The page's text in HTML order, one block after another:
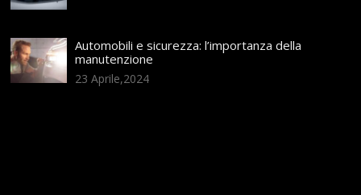
Automobili e sicurezza: l’importanza della
manutenzione
23 Aprile,2024